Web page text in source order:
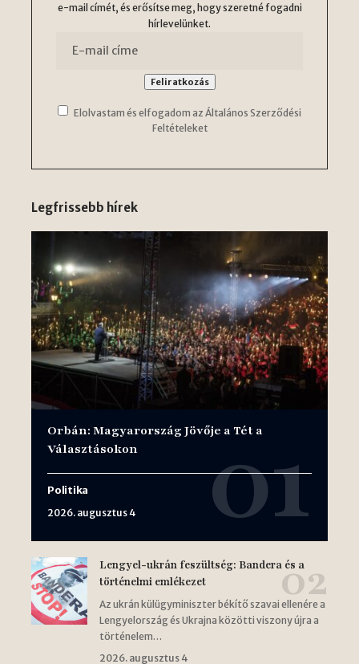
e-mail címét, és erősítse meg, hogy szeretné fogadni
hírlevelünket.
Elolvastam és elfogadom az Általános Szerződési
Feltételeket
Legfrissebb hírek
Orbán: Magyarország Jövője a Tét a
Választásokon
Politika
2026. augusztus 4
Lengyel-ukrán feszültség: Bandera és a
történelmi emlékezet
Az ukrán külügyminiszter békítő szavai ellenére a
Lengyelország és Ukrajna közötti viszony újra a
történelem…
2026. augusztus 4